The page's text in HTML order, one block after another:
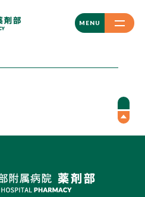
MENU
CLOSE